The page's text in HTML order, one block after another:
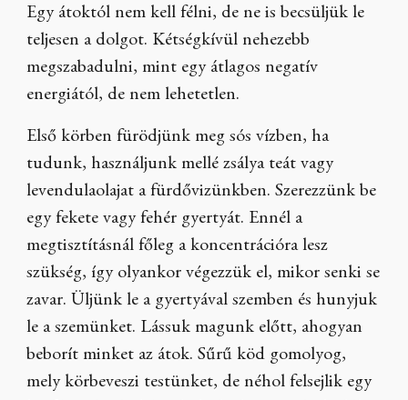
Egy átoktól nem kell félni, de ne is becsüljük le
teljesen a dolgot. Kétségkívül nehezebb
megszabadulni, mint egy átlagos negatív
energiától, de nem lehetetlen.
Első körben fürödjünk meg sós vízben, ha
tudunk, használjunk mellé zsálya teát vagy
levendulaolajat a fürdővizünkben. Szerezzünk be
egy fekete vagy fehér gyertyát. Ennél a
megtisztításnál főleg a koncentrációra lesz
szükség, így olyankor végezzük el, mikor senki se
zavar. Üljünk le a gyertyával szemben és hunyjuk
le a szemünket. Lássuk magunk előtt, ahogyan
beborít minket az átok. Sűrű köd gomolyog,
mely körbeveszi testünket, de néhol felsejlik egy